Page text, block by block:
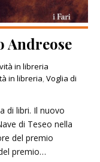
in libreria
in libreria Voglia di
di libri. Il nuovo
di Teseo nella
del premio
premio…